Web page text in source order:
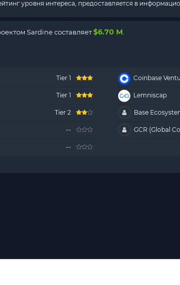
уровня интереса, предоставляется в
Sardine составляет$6.70 M
Tier 1 Coinbase
Tier 1 Lemniscap
Tier 2 Base
-- GCR (Global
--